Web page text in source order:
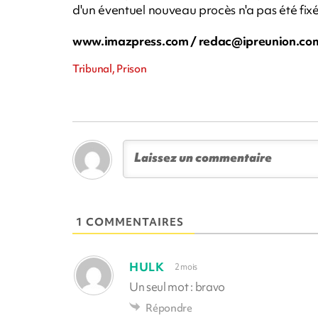
d'un éventuel nouveau procès n'a pas été
www.imazpress.com /
Tribunal, Prison
1 COMMENTAIRES
HULK 2 mois
Un seul mot : bravo
Répondre